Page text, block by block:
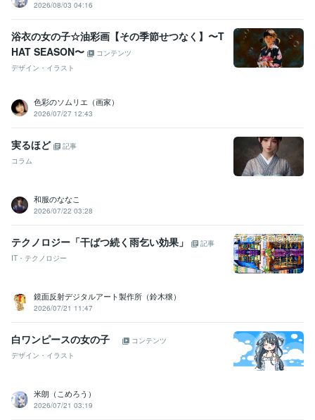
2026/08/03 04:16
浴衣の女の子☆油彩画【その季節せつなく】〜T
HAT SEASON〜
コンテンツ
デザイン・イラスト
色彩のソムリエ（画家）
2026/07/27 12:43
実るほど
記事
コラム
和服のななこ
2026/07/22 03:28
テクノロジー「干ばつ続く雨乞い効果」
記事
IT・テクノロジー
鏡面反射デジタルアート製作所（鈴木穣）
2026/07/21 11:47
白ワンピースの女の子
コンテンツ
デザイン・イラスト
米朗（こめろう）
2026/07/21 03:19